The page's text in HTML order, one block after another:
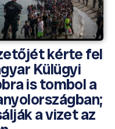
kérte fel
Külügyi
is tombol a
a vizet az